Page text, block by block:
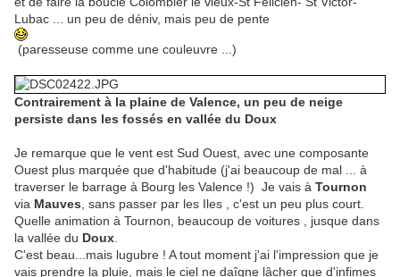
Lubac ... un peu de déniv, mais peu de pente
(paresseuse comme une couleuvre ...)
Contrairement à la plaine de Valence, un peu de neige
persiste dans les fossés en vallée du Doux
Je remarque que le vent est Sud Ouest, avec une composante
Ouest plus marquée que d'habitude (j'ai beaucoup de mal ... à
traverser le barrage à Bourg les Valence !) Je vais à Tournon
via Mauves , sans passer par les Iles , c'est un peu plus court.
Quelle animation à Tournon, beaucoup de voitures , jusque dans
la vallée du Doux
C'est beau...mais lugubre ! A tout moment j'ai l'impression que je
vais prendre la pluie, mais le ciel ne daîgne lâcher que d'infimes